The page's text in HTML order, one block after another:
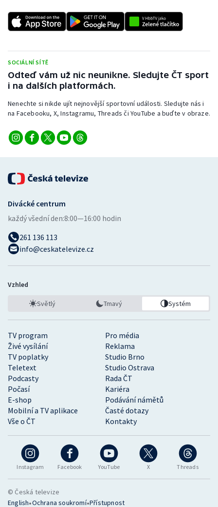
SOCIÁLNÍ SÍTĚ
Odteď vám už nic neunikne. Sledujte ČT sport
i na dalších platformách.
Nenechte si nikde ujít nejnovější sportovní události. Sledujte nás i
na Facebooku, X, Instagramu, Threads či YouTube a buďte v obraze.
Instagram Facebook YouTube X Threads
TV program
Pro média
Živé vysílání
Reklama
TV poplatky
Studio Brno
Teletext
Studio Ostrava
Podcasty
Rada ČT
Počasí
Kariéra
E-shop
Podávání námětů
Mobilní a TV aplikace
Časté dotazy
Vše o ČT
Kontakty
Divácké centrum
každý všední den:8:00—16:00 hodin
261 136 113
info@ceskatelevize.cz
Vzhled
Světlý Tmavý Systém
© Česká televize
English•Ochrana soukromí•Přístupnost